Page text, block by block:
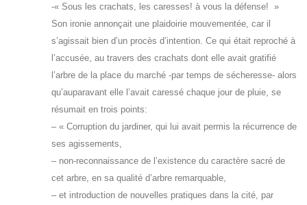
-« Sous les crachats, les caresses! à vous la défense! »
Son ironie annonçait une plaidoirie mouvementée, car il
s’agissait bien d’un procès d’intention. Ce qui était reproché à
l’accusée, au travers des crachats dont elle avait gratifié
l’arbre de la place du marché -par temps de sécheresse- alors
qu’auparavant elle l’avait caressé chaque jour de pluie, se
résumait en trois points:
– « Corruption du jardiner, qui lui avait permis la récurrence de
ses agissements,
– non-reconnaissance de l’existence du caractère sacré de
cet arbre, en sa qualité d’arbre remarquable,
– et introduction de nouvelles pratiques dans la cité, par